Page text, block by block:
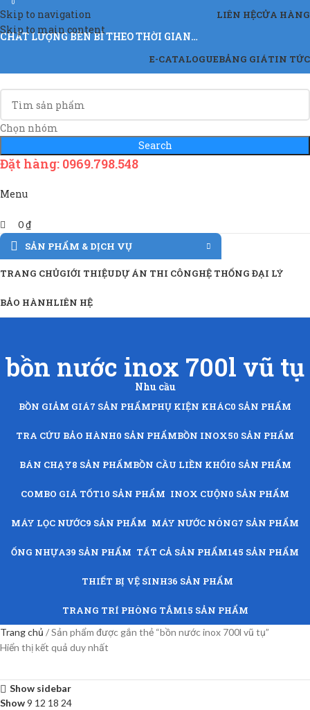
Skip to navigation
Skip to main content
LIÊN HỆCỬA HÀNG
CHẤT LƯỢNG BỀN BỈ THEO THỜI GIAN…
E-CATALOGUEBẢNG GIÁTIN TỨC
Chọn nhóm
Search
Đặt hàng: 0969.798.548
Menu
0
0₫
SẢN PHẨM & DỊCH VỤ
TRANG CHỦGIỚI THIỆUDỰ ÁN THI CÔNGHỆ THỐNG ĐẠI LÝ
BẢO HÀNHLIÊN HỆ
bồn nước inox 700l vũ tụ
Nhu cầu
BỒN GIẢM GIÁ7 SẢN PHẨMPHỤ KIỆN KHÁC0 SẢN PHẨM
TRA CỨU BẢO HÀNH0 SẢN PHẨMBỒN INOX50 SẢN PHẨM
BÁN CHẠY8 SẢN PHẨMBỒN CẦU LIỀN KHỐI0 SẢN PHẨM
COMBO GIÁ TỐT10 SẢN PHẨM INOX CUỘN0 SẢN PHẨM
MÁY LỌC NƯỚC9 SẢN PHẨM MÁY NƯỚC NÓNG7 SẢN PHẨM
ỐNG NHỰA39 SẢN PHẨM TẤT CẢ SẢN PHẨM145 SẢN PHẨM
THIẾT BỊ VỆ SINH36 SẢN PHẨM
TRANG TRÍ PHÒNG TẮM15 SẢN PHẨM
Trang chủ
Sản phẩm được gắn thẻ “bồn nước inox 700l vũ tụ”
Hiển thị kết quả duy nhất
Show sidebar
Show9 12 18 24